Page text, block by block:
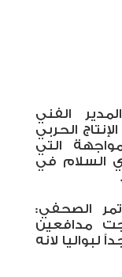
الفني
الحربي
التي
السلام في
الصحفي:
مدافعين
لبواليا لانه